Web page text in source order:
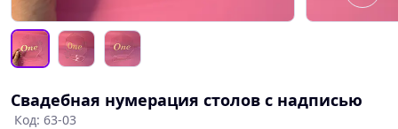
Свадебная нумерация столов с надписью
Код: 63-03